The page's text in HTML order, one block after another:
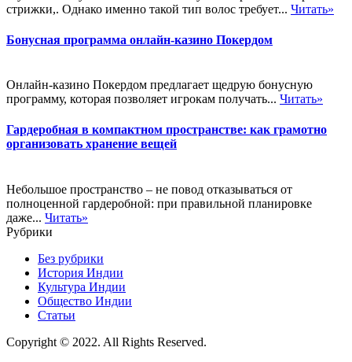
стрижки,. Однако именно такой тип волос требует... Читать»
Бонусная программа онлайн-казино Покердом
Онлайн-казино Покердом предлагает щедрую бонусную
программу, которая позволяет игрокам получать... Читать»
Гардеробная в компактном пространстве: как грамотно
организовать хранение вещей
Небольшое пространство – не повод отказываться от
полноценной гардеробной: при правильной планировке
даже... Читать»
Рубрики
Без рубрики
История Индии
Культура Индии
Общество Индии
Статьи
Copyright © 2022. All Rights Reserved.